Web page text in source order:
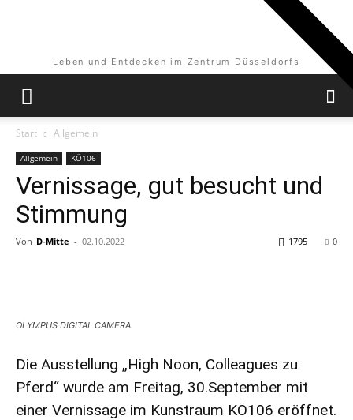
Leben und Entdecken im Zentrum Düsseldorfs
Start Allgemein
Allgemein KÖ106
Vernissage, gut besucht und
Stimmung
Von D-Mitte - 02.10.2022 0
1795
OLYMPUS DIGITAL CAMERA
Die Ausstellung „High Noon, Colleagues zu
Pferd“ wurde am Freitag, 30.September mit
einer Vernissage im Kunstraum KÖ106 eröffnet.